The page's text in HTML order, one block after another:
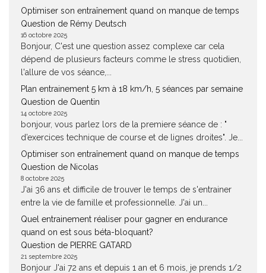
Optimiser son entraînement quand on manque de temps
Question de Rémy Deutsch
16 octobre 2025
Bonjour, C'est une question assez complexe car cela
dépend de plusieurs facteurs comme le stress quotidien,
l'allure de vos séance,...
Plan entrainement 5 km à 18 km/h, 5 séances par semaine
Question de Quentin
14 octobre 2025
bonjour, vous parlez lors de la premiere séance de : "
d’exercices technique de course et de lignes droites". Je...
Optimiser son entraînement quand on manque de temps
Question de Nicolas
8 octobre 2025
J'ai 36 ans et difficile de trouver le temps de s'entrainer
entre la vie de famille et professionnelle. J'ai un...
Quel entrainement réaliser pour gagner en endurance
quand on est sous béta-bloquant?
Question de PIERRE GATARD
21 septembre 2025
Bonjour J'ai 72 ans et depuis 1 an et 6 mois, je prends 1/2